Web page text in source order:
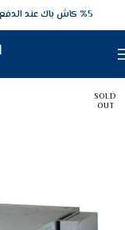
5‎% كاش باك عند الدفع عن طريق الفيزا البنكيه
SOLD
OUT